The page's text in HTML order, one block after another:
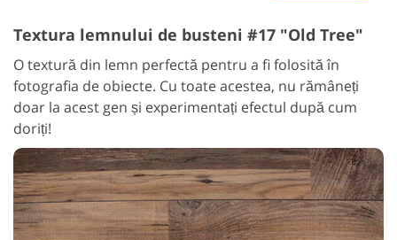
Textura lemnului de busteni #17 "Old Tree"
O textură din lemn perfectă pentru a fi folosită în
fotografia de obiecte. Cu toate acestea, nu rămâneți
doar la acest gen și experimentați efectul după cum
doriți!